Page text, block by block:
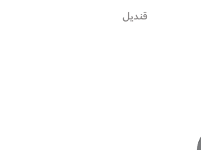
قنديل